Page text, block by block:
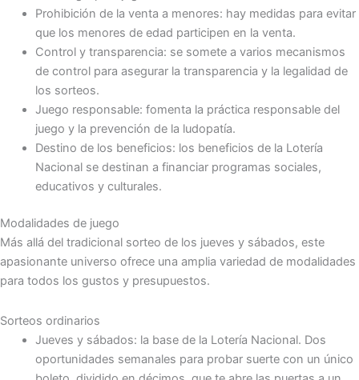
Prohibición de la venta a menores: hay medidas para evitar
que los menores de edad participen en la venta.
Control y transparencia: se somete a varios mecanismos
de control para asegurar la transparencia y la legalidad de
los sorteos.
Juego responsable: fomenta la práctica responsable del
juego y la prevención de la ludopatía.
Destino de los beneficios: los beneficios de la Lotería
Nacional se destinan a financiar programas sociales,
educativos y culturales.
Modalidades de juego
Más allá del tradicional sorteo de los jueves y sábados, este
apasionante universo ofrece una amplia variedad de modalidades
para todos los gustos y presupuestos.
Sorteos ordinarios
Jueves y sábados: la base de la Lotería Nacional. Dos
oportunidades semanales para probar suerte con un único